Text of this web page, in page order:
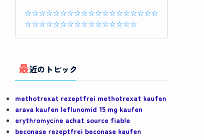
☆☆☆☆☆☆☆☆☆☆☆☆☆☆☆☆☆☆☆
☆☆☆☆☆☆☆☆☆☆☆☆☆☆☆☆
最近のトピック
methotrexat rezeptfrei methotrexat kaufen
arava kaufen leflunomid 15 mg kaufen
erythromycine achat source fiable
beconase rezeptfrei beconase kaufen